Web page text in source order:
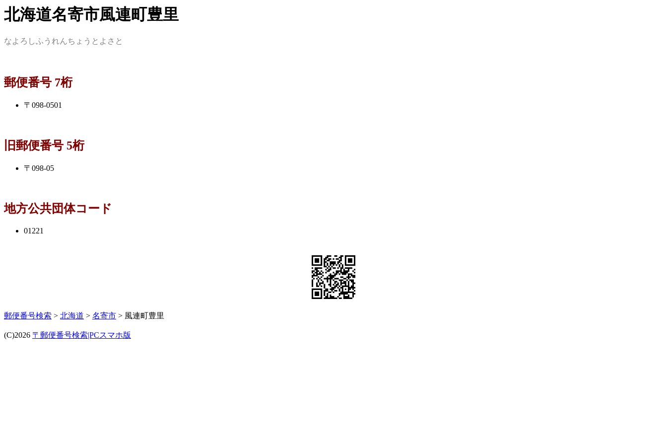
北海道名寄市風連町豊里
なよろしふうれんちょうとよさと
郵便番号 7桁
〒098-0501
旧郵便番号 5桁
〒098-05
地方公共団体コード
01221
郵便番号検索 > 北海道 > 名寄市 > 風連町豊里
(C)2026 〒郵便番号検索|PCスマホ版